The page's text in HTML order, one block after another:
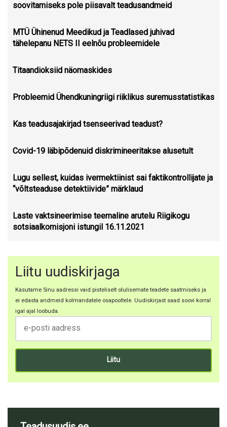
soovitamiseks pole piisavalt teadusandmeid
MTÜ Ühinenud Meedikud ja Teadlased juhivad
tähelepanu NETS II eelnõu probleemidele
Titaandioksiid näomaskides
Probleemid Ühendkuningriigi riiklikus suremusstatistikas
Kas teadusajakirjad tsenseerivad teadust?
Covid-19 läbipõdenuid diskrimineeritakse alusetult
Lugu sellest, kuidas ivermektiinist sai faktikontrollijate ja
“võltsteaduse detektiivide” märklaud
Laste vaktsineerimise teemaline arutelu Riigikogu
sotsiaalkomisjoni istungil 16.11.2021
Liitu uudiskirjaga
Kasutame Sinu aadressi vaid pisteliselt olulisemate teadete saatmiseks ja
ei edasta andmeid kolmandatele osapooltele. Uudiskirjast saad soovi korral
igal ajal loobuda.